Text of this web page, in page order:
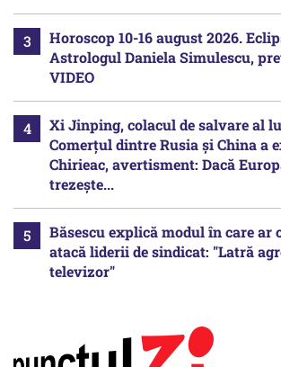
Horoscop 10-16 august 2026.
Astrologul Daniela Simulescu,
VIDEO
Xi Jinping, colacul de salvare al
Comerțul dintre Rusia și China a
Chirieac, avertisment: Dacă
trezește...
Băsescu explică modul în care ar
atacă liderii de sindicat: "Latră
televizor"